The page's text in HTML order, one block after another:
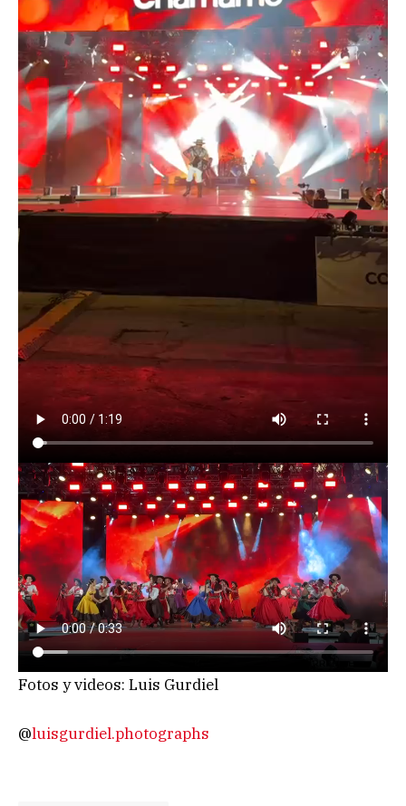
Fotos y videos: Luis Gurdiel
@luisgurdiel.photographs